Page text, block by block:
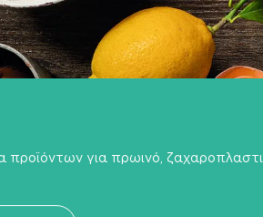
προϊόντων για πρωινό,